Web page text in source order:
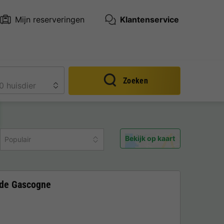
Mijn reserveringen Klantenservice
Zoeken
Populair Bekijk op kaart
Gascogne